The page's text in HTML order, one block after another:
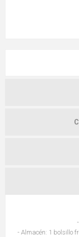
- Almacén: 1 bolsillo